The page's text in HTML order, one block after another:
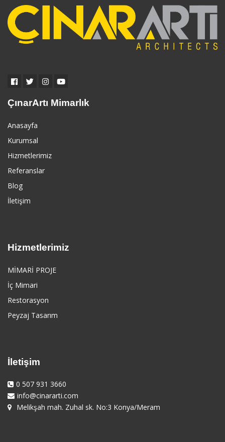
ÇınarArtı Mimarlık
Anasayfa
Kurumsal
Hizmetlerimiz
Referanslar
Blog
İletişim
Hizmetlerimiz
MİMARİ PROJE
İç Mimari
Restorasyon
Peyzaj Tasarım
İletişim
0 507 931 3660
info@cinararti.com
Melikşah mah. Zuhal sk. No:3 Konya/Meram